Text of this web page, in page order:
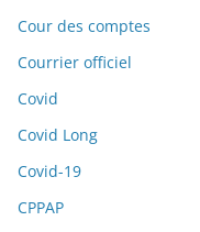
Cour des comptes
Courrier officiel
Covid
Covid Long
Covid-19
CPPAP